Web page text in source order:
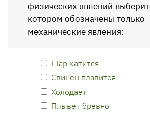
физических явлений
котором обозначены только
механические явления:
Шар катится
Свинец плавится
Холодает
Плывет бревно